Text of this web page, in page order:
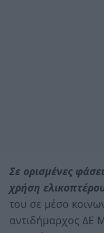
Σε ορισμένες
χρήση
του σε μέσο
αντιδήμαρχος ΔΕ